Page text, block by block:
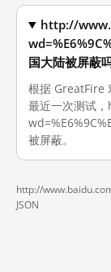
http://
国大陆被屏蔽
根据 GreatFire
最近一次测试
被屏蔽。
http://
JSON